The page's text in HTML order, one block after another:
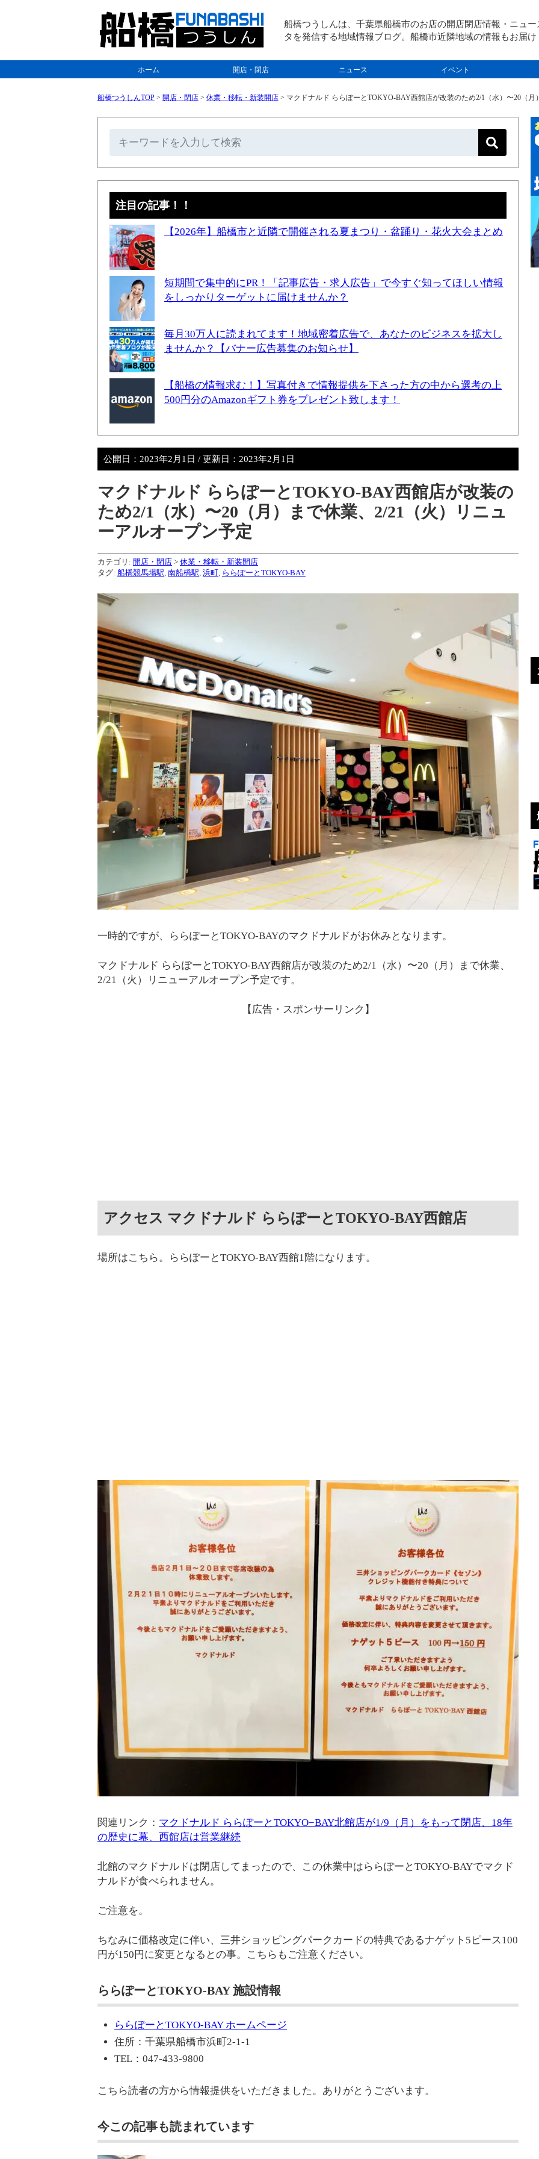
船橋つうしんは、千葉県船橋市のお店の開店閉店情報・ニュ
タを発信する地域情報ブログ。船橋市近隣地域の情報もお届け
ホーム 開店・閉店 ニュース イベント
船橋つうしんTOP > 開店・閉店 > 休業・移転・新装開店 > マクドナルド ららぽーとTOKYO-BAY西館店が改装のため2/1（水）〜20（
注目の記事！！
【2026年】船橋市と近隣で開催される夏まつり・盆踊り・花火大会まとめ
短期間で集中的にPR！「記事広告・求人広告」で今すぐ知ってほしい情報
をしっかりターゲットに届けませんか？
毎月30万人に読まれてます！地域密着広告で、あなたのビジネスを拡大し
ませんか？【バナー広告募集のお知らせ】
【船橋の情報求む！】写真付きで情報提供を下さった方の中から選考の上
500円分のAmazonギフト券をプレゼント致します！
公開日： 2023年2月1日 / 更新日： 2023年2月1日
マクドナルド ららぽーとTOKYO-BAY西館店が改装の
ため2/1（水）〜20（月）まで休業、2/21（火）リニュ
ーアルオープン予定
カテゴリ: 開店・閉店 > 休業・移転・新装開店
タグ: 船橋競馬場駅 南船橋駅 浜町 ららぽーとTOKYO-BAY
一時的ですが、ららぽーとTOKYO-BAYのマクドナルドがお休みとなります。
マクドナルド ららぽーとTOKYO-BAY西館店が改装のため2/1（水）〜20（月）まで休業、
2/21（火）リニューアルオープン予定です。
【広告・スポンサーリンク】
アクセス マクドナルド ららぽーとTOKYO-BAY西館店
場所はこちら。ららぽーとTOKYO-BAY西館1階になります。
関連リンク： マクドナルド ららぽーとTOKYO−BAY北館店が1/9（月）をもって閉店、18年
の歴史に幕、西館店は営業継続
北館のマクドナルドは閉店してまったので、この休業中はららぽーとTOKYO-BAYでマクド
ナルドが食べられません。
ご注意を。
ちなみに価格改定に伴い、三井ショッピングパークカードの特典であるナゲット5ピース100
円が150円に変更となるとの事。こちらもご注意ください。
ららぽーとTOKYO-BAY 施設情報
ららぽーとTOKYO-BAY ホームページ
住所：千葉県船橋市浜町2-1-1
TEL：047-433-9800
こちら読者の方から情報提供をいただきました。ありがとうございます。
今この記事も読まれています